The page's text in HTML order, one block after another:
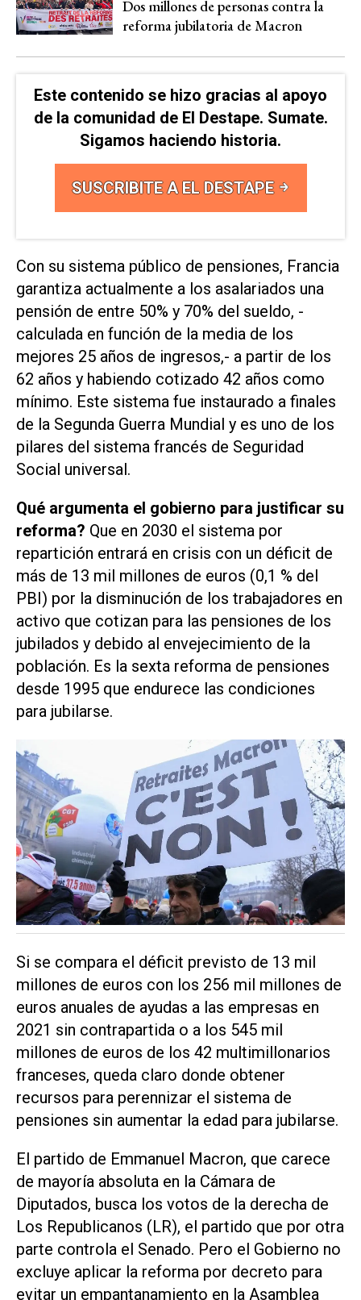
Dos millones de personas contra la
reforma jubilatoria de Macron
Este contenido se hizo gracias al apoyo
de la comunidad de El Destape. Sumate.
Sigamos haciendo historia.
SUSCRIBITE A EL DESTAPE
Con su sistema público de pensiones, Francia
garantiza actualmente a los asalariados una
pensión de entre 50% y 70% del sueldo, -
calculada en función de la media de los
mejores 25 años de ingresos,- a partir de los
62 años y habiendo cotizado 42 años como
mínimo. Este sistema fue instaurado a finales
de la Segunda Guerra Mundial y es uno de los
pilares del sistema francés de Seguridad
Social universal.
Qué argumenta el gobierno para justificar su
reforma? Que en 2030 el sistema por
repartición entrará en crisis con un déficit de
más de 13 mil millones de euros (0,1 % del
PBI) por la disminución de los trabajadores en
activo que cotizan para las pensiones de los
jubilados y debido al envejecimiento de la
población. Es la sexta reforma de pensiones
desde 1995 que endurece las condiciones
para jubilarse.
Si se compara el déficit previsto de 13 mil
millones de euros con los 256 mil millones de
euros anuales de ayudas a las empresas en
2021 sin contrapartida o a los 545 mil
millones de euros de los 42 multimillonarios
franceses, queda claro donde obtener
recursos para perennizar el sistema de
pensiones sin aumentar la edad para jubilarse.
El partido de Emmanuel Macron, que carece
de mayoría absoluta en la Cámara de
Diputados, busca los votos de la derecha de
Los Republicanos (LR), el partido que por otra
parte controla el Senado. Pero el Gobierno no
excluye aplicar la reforma por decreto para
evitar un empantanamiento en la Asamblea